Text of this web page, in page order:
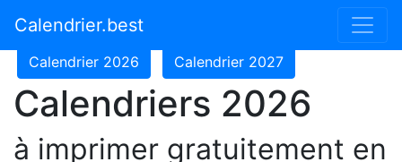
Calendrier.best
Calendrier 2024
Calendrier 2026 Calendrier 2027
Calendriers 2026
à imprimer gratuitement en